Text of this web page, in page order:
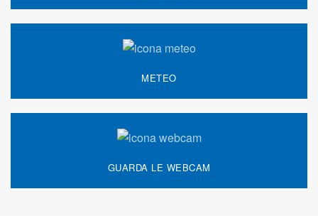
METEO
GUARDA LE WEBCAM